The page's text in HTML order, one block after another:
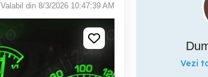
Valabil din 8/3/2026 10:47:39 AM
Vezi